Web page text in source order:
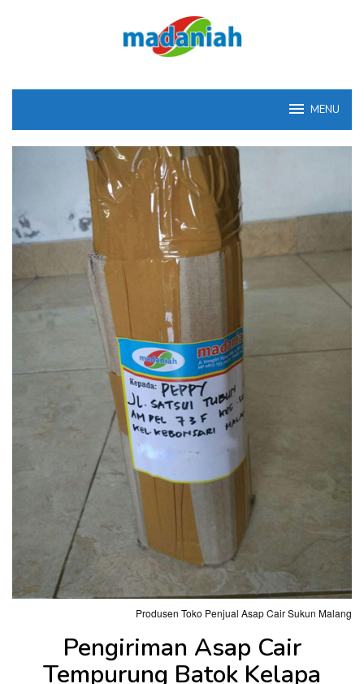
MENU
Produsen Toko Penjual Asap Cair Sukun Malang
Pengiriman Asap Cair
Tempurung Batok Kelapa